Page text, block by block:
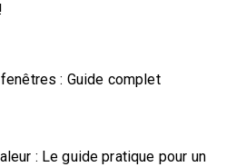
: Guide complet
: Le guide pratique pour un